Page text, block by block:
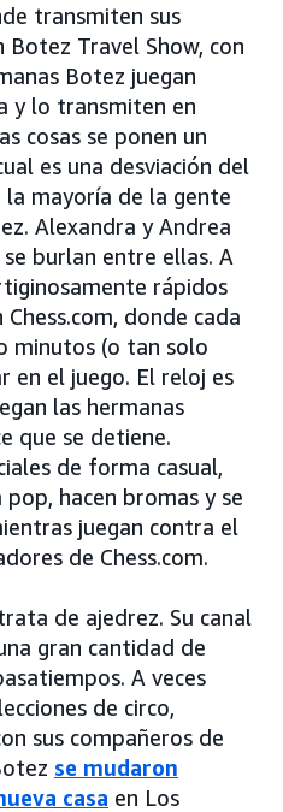
transmiten sus
Travel Show, con
Botez juegan
y lo transmiten en
cosas se ponen un
es una desviación del
mayoría de la gente
Alexandra y Andrea
burlan entre ellas. A
rápidos
donde cada
minutos (o tan solo
en el juego. El reloj es
las hermanas
que se detiene.
de forma casual,
hacen bromas y se
juegan contra el
de Chess.com.
de ajedrez. Su canal
gran cantidad de
A veces
de circo,
sus compañeros de
se mudaron
casa en Los